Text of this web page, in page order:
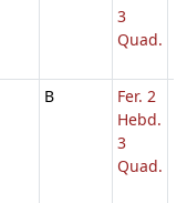
3
Quad.
B
Fer. 2
Hebd.
3
Quad.